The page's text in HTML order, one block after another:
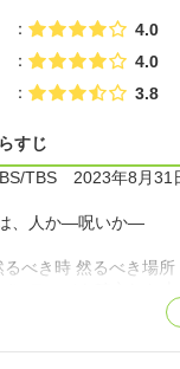
4.0
4.0
3.8
すじ
TBS 2023年8月31
、人か―呪いか―
るべき時 然るべき場所
級呪霊による交流会